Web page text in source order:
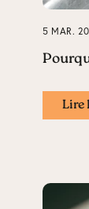
5 MAR.
Lire